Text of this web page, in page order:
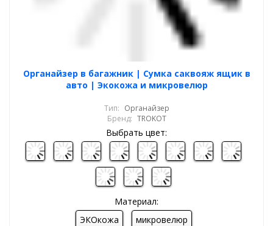
Органайзер в багажник | Сумка саквояж ящик в
авто | Экокожа и микровелюр
Тип: Органайзер
Бренд: TROKOT
Выбрать цвет:
Материал:
ЭКОкожа
микровелюр